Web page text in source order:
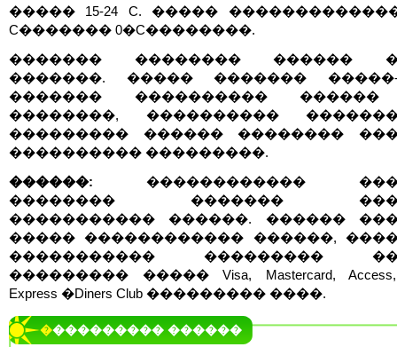
����� 15-24 C. ����� ��������������
C������� 0�C��������.
������� �������� ������
�������. ����� ������� �����-
������� ����������
��������, ����������
��������� ������ ��������
���������� ���������.
������: ������������
�������� �������
����������� ������. ������
����� ������������ ������,
����������� ���������
��������� ����� Visa, Mastercard, Access,
Express �Diners Club ��������� ����.
���������� ������